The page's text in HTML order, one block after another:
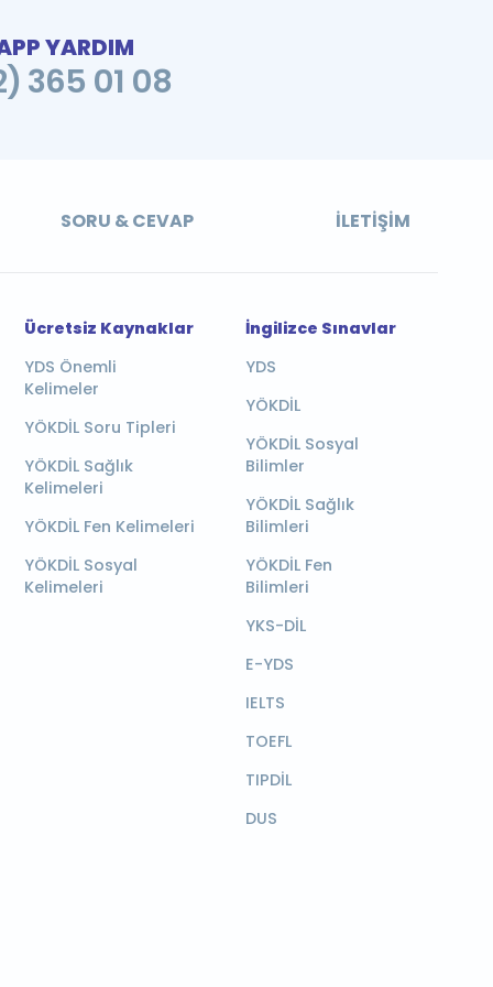
YARDIM
365 01 08
SORU & CEVAP İLETIŞIM
Ücretsiz Kaynaklar
YDS Önemli
Kelimeler
YÖKDİL Soru Tipleri
YÖKDİL Sağlık
Kelimeleri
YÖKDİL Fen Kelimeleri
YÖKDİL Sosyal
Kelimeleri
İngilizce Sınavlar
YDS
YÖKDİL
YÖKDİL Sosyal
Bilimler
YÖKDİL Sağlık
Bilimleri
YÖKDİL Fen
Bilimleri
YKS-DİL
E-YDS
IELTS
TOEFL
TIPDİL
DUS